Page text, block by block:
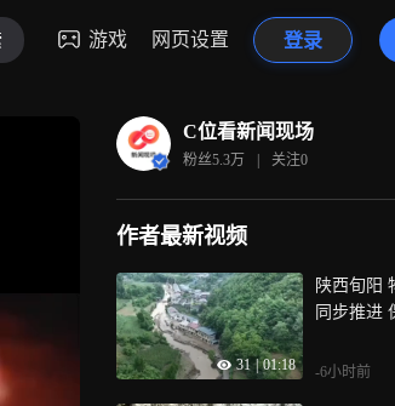
游戏 网页设置 登录
C位看新闻现场
粉丝5.3万 | 关注0
作者最新视频
31 | 01:18
陕西旬阳
同步推进
-6小时前